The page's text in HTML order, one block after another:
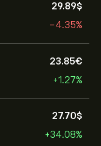
29.89‎$‎
-4.35%
23.85‎€‎
+1.27%
27.70‎$‎
+34.08%